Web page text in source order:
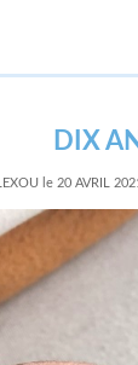
DIX
LEXOU le 20 AVRIL 2021